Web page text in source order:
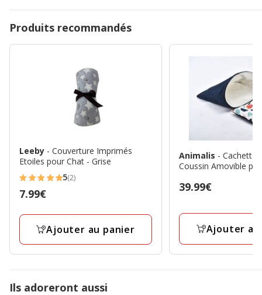
Produits recommandés
Leeby - Couverture Imprimés
Etoiles pour Chat - Grise
5
étoiles
avec
avis
5(2)
Prix
7.99€
Ajouter au panier
Animalis - Cachette
Coussin Amovible
Prix
39.99€
Ajouter
Ils adoreront aussi